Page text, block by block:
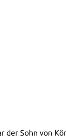
der Sohn von